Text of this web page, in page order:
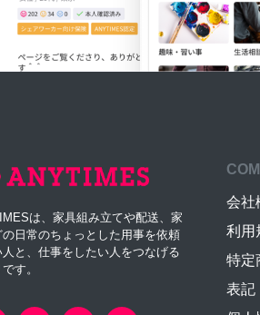
は、家具組み立てや配送、家
の日常のちょっとした用事を依頼
人と、仕事をしたい人をつなげる
す。
会社
利用
特定
表記